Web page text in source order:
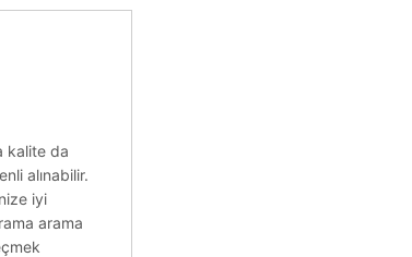
kalite da
alınabilir.
iyi
arama